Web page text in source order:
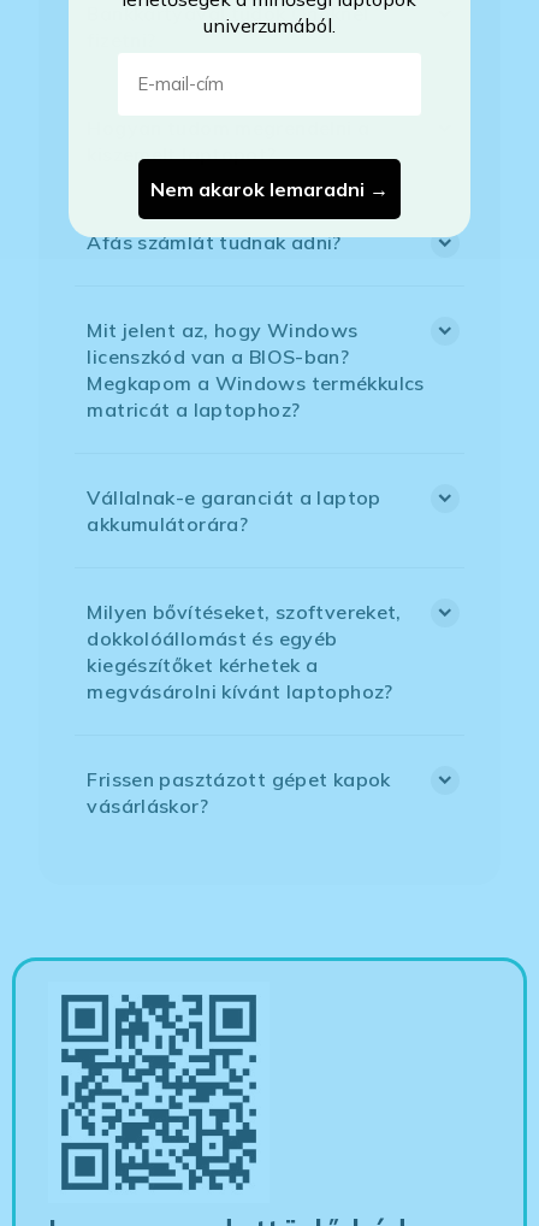
Bankkártyával tudok Önöknél
kiszemelt laptopot?
Áfás számlát tudnak adni?
Mit jelent az, hogy Windows
licenszkód van a BIOS-ban?
Megkapom a Windows termékkulcs
matricát a laptophoz?
Vállalnak-e garanciát a laptop
akkumulátorára?
Milyen bővítéseket, szoftvereket,
dokkolóállomást és egyéb
kiegészítőket kérhetek a
megvásárolni kívánt laptophoz?
Frissen pasztázott gépet kapok
vásárláskor?
univerzumából.
Nem akarok lemaradni →